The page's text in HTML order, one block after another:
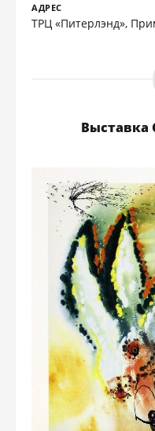
АДРЕС
ТРЦ «Питерлэнд»,
Выставка